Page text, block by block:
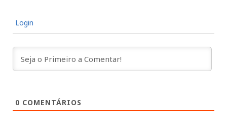
Login
0 COMENTÁRIOS